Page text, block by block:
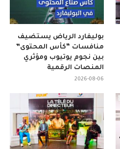
بوليفارد الرياض يستضيف
منافسات “كأس المحتوى”
بين نجوم يوتيوب ومؤثري
المنصات الرقمية
2026-08-06